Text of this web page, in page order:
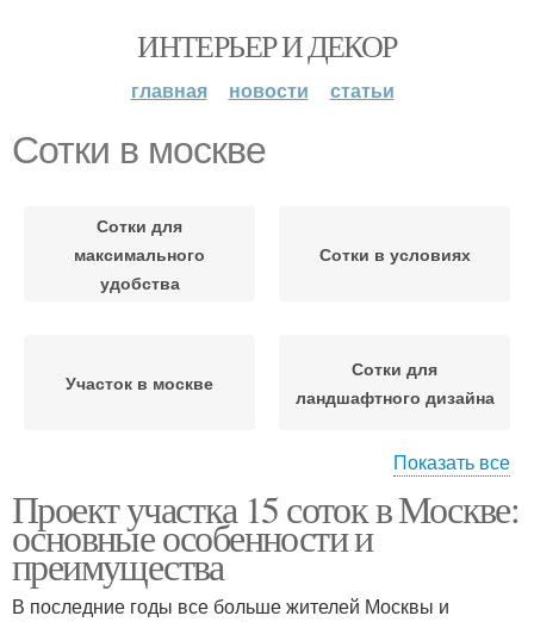
ИНТЕРЬЕР И ДЕКОР
главная новости статьи
Сотки в москве
Сотки для
максимального
удобства
Сотки в условиях
Участок в москве
Сотки для
ландшафтного дизайна
области
Сотки для
эффективного
использования
Показать все
Проект участка 15 соток в Москве:
основные особенности и
преимущества
В последние годы все больше жителей Москвы и